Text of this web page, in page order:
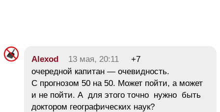
Alexod 13 мая, 20:11
+7
очередной капитан — очевидность.
С прогнозом 50 на 50. Может пойти, а может
и не пойти. А для этого точно нужно быть
доктором географических наук?